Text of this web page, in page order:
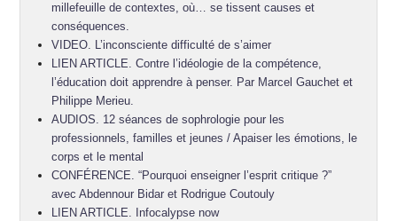
millefeuille de contextes, où… se tissent causes et
conséquences.
VIDEO. L’inconsciente difficulté de s’aimer
LIEN ARTICLE. Contre l’idéologie de la compétence,
l’éducation doit apprendre à penser. Par Marcel Gauchet et
Philippe Merieu.
AUDIOS. 12 séances de sophrologie pour les
professionnels, familles et jeunes / Apaiser les émotions, le
corps et le mental
CONFÉRENCE. “Pourquoi enseigner l’esprit critique ?”
avec Abdennour Bidar et Rodrigue Coutouly
LIEN ARTICLE. Infocalypse now